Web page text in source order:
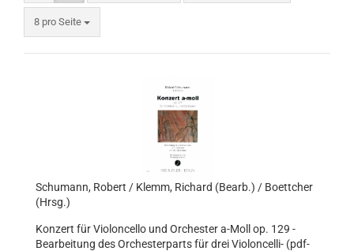
8 pro Seite
Schumann, Robert / Klemm, Richard (Bearb.) / Boettcher
(Hrsg.)
Konzert für Violoncello und Orchester a-Moll op. 129 -
Bearbeitung des Orchesterparts für drei Violoncelli- (pdf-